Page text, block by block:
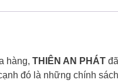
hàng, THIÊN AN PHÁT
đó là những chính